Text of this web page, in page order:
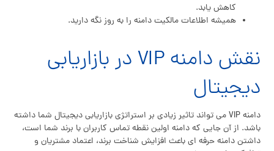
کاهش یابد.
همیشه اطلاعات مالکیت دامنه را به روز نگه دارید.
نقش دامنه VIP در بازاریابی
دیجیتال
دامنه VIP می تواند تاثیر زیادی بر استراتژی بازاریابی دیجیتال شما داشته
باشد. از آن جایی که دامنه اولین نقطه تماس کاربران با برند شما است،
داشتن دامنه حرفه ای باعث افزایش شناخت برند، اعتماد مشتریان و